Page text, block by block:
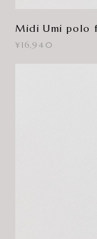
Midi Umi polo
¥16,940